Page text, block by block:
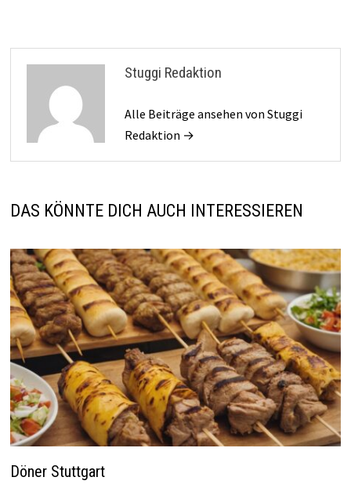
Stuggi Redaktion
Alle Beiträge ansehen von Stuggi
Redaktion →
DAS KÖNNTE DICH AUCH INTERESSIEREN
Döner Stuttgart